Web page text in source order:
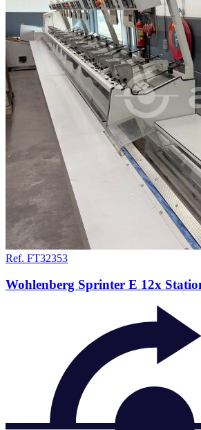
Ref. FT32353
Wohlenberg Sprinter E 12x